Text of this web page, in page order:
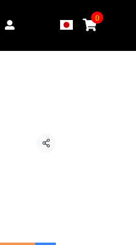
登録する
0
共有